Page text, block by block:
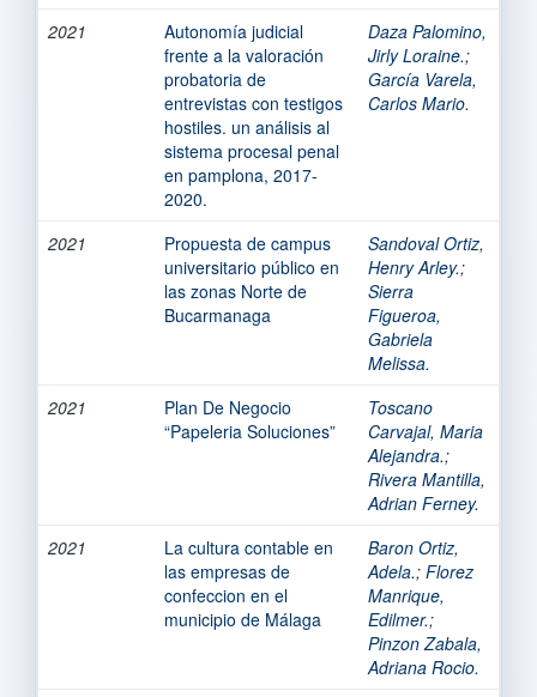
2021
Autonomía judicial
frente a la valoración
probatoria de
entrevistas con testigos
hostiles. un análisis al
sistema procesal penal
en pamplona, 2017-
2020.
Daza Palomino,
Jirly Loraine.;
García Varela,
Carlos Mario.
2021
Propuesta de campus
universitario público en
las zonas Norte de
Bucarmanaga
Sandoval Ortiz,
Henry Arley.;
Sierra
Figueroa,
Gabriela
Melissa.
2021
Plan De Negocio
“Papeleria Soluciones”
Toscano
Carvajal, Maria
Alejandra.;
Rivera Mantilla,
Adrian Ferney.
2021
La cultura contable en
las empresas de
confeccion en el
municipio de Málaga
Baron Ortiz,
Adela.; Florez
Manrique,
Edilmer.;
Pinzon Zabala,
Adriana Rocio.